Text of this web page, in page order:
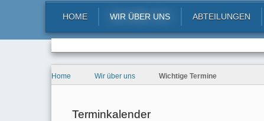
HOME WIR ÜBER UNS ABTEILUNGEN
Home Wir über uns Wichtige Termine
Terminkalender